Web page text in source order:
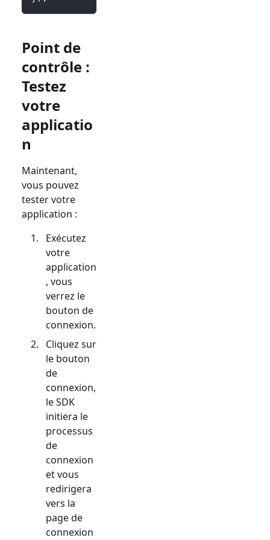
Point de
contrôle :
Testez
votre
applicatio
n
Maintenant,
vous pouvez
tester votre
application :
Exécutez
votre
application
, vous
verrez le
bouton de
connexion.
Cliquez sur
le bouton
de
connexion,
le SDK
initiera le
processus
de
connexion
et vous
redirigera
vers la
page de
connexion